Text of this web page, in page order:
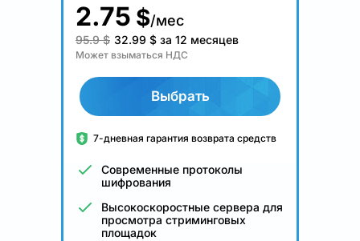
2.75 $/мес
95.9 $ 32.99 $ за 12 месяцев
Может взыматься НДС
Выбрать
7-дневная гарантия возврата средств
Современные протоколы
шифрования
Высокоскоростные сервера для
просмотра стриминговых
площадок